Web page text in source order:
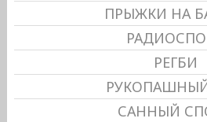
ПРЫЖКИ НА
РЕГБИ
САННЫЙ